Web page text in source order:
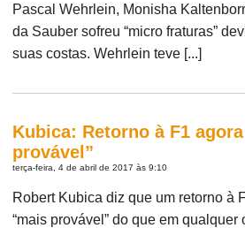
Pascal Wehrlein, Monisha
da Sauber sofreu “micro fraturas”
suas costas. Wehrlein teve [...]
Kubica: Retorno à F1
provável”
terça-feira, 4 de abril de 2017 às 9:10
Robert Kubica diz que um retorno à
“mais provável” do que em